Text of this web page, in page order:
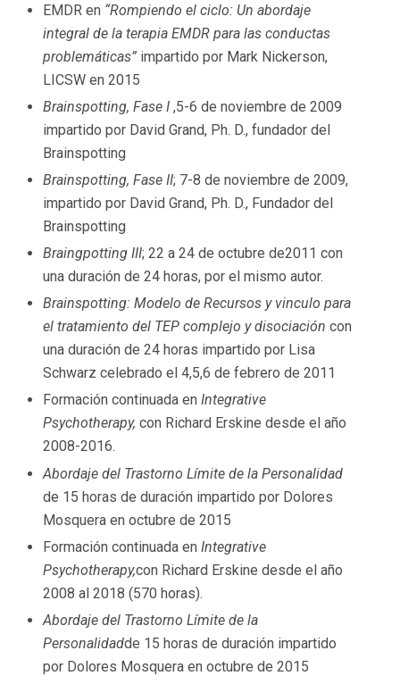
EMDR en “Rompiendo el ciclo: Un abordaje
integral de la terapia EMDR para las conductas
problemáticas” impartido por Mark Nickerson,
LICSW en 2015
Brainspotting, Fase I,5-6 de noviembre de 2009
impartido por David Grand, Ph. D., fundador del
Brainspotting
Brainspotting, Fase II; 7-8 de noviembre de 2009,
impartido por David Grand, Ph. D., Fundador del
Brainspotting
Braingpotting III; 22 a 24 de octubre de2011 con
una duración de 24 horas, por el mismo autor.
Brainspotting: Modelo de Recursos y vinculo para
el tratamiento del TEP complejo y disociacióncon
una duración de 24 horas impartido por Lisa
Schwarz celebrado el 4,5,6 de febrero de 2011
Formación continuada enIntegrative
Psychotherapy, con Richard Erskine desde el año
2008-2016.
Abordaje del Trastorno Límite de la Personalidad
de 15 horas de duración impartido por Dolores
Mosquera en octubre de 2015
Formación continuada enIntegrative
Psychotherapy,con Richard Erskine desde el año
2008 al 2018 (570 horas).
Abordaje del Trastorno Límite de la
Personalidadde 15 horas de duración impartido
por Dolores Mosquera en octubre de 2015